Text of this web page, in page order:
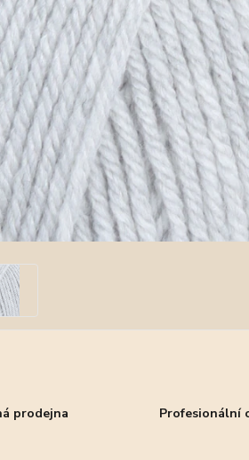
prodejna Profesionální